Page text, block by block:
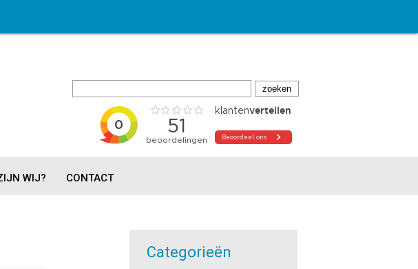
WIJ? CONTACT
Categorieën